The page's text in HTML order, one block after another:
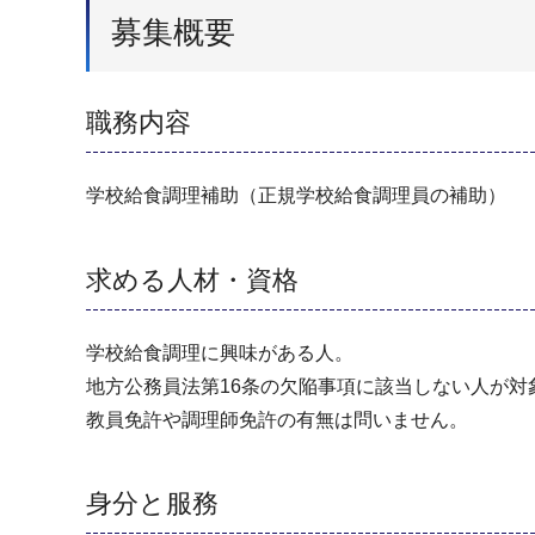
募集概要
職務内容
学校給食調理補助（正規学校給食調理員の補助）
求める人材・資格
学校給食調理に興味がある人。
地方公務員法第16条の欠陥事項に該当しない人が対
教員免許や調理師免許の有無は問いません。
身分と服務